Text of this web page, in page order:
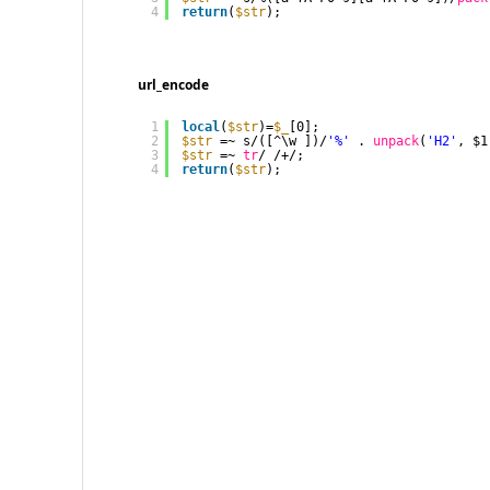
4
return( $str);
url_encode
1
2
3
4
local( $str)=$_
[0];
$str =~ s/([^\w ])/'%' . unpack( 'H2' ,
$str =~ tr/ /+/;
return( $str);